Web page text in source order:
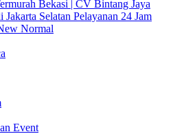
Bekasi | CV Bintang Jaya
Jakarta Selatan Pelayanan 24 Jam
Normal
Event